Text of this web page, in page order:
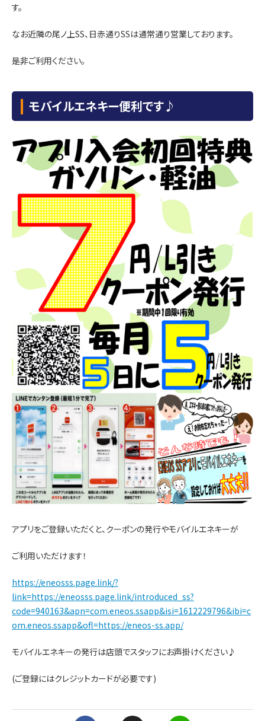
す。
なお近隣の尾ノ上SS、日赤通りSSは通常通り営業しております。
是非ご利用ください。
モバイルエネキー便利です♪
アプリをご登録いただくと、クーポンの発行やモバイルエネキーが
ご利用いただけます！
https://eneosss.page.link/?
link=https://eneosss.page.link/introduced_ss?
code=940163&apn=com.eneos.ssapp&isi=1612229796&ibi=c
om.eneos.ssapp&ofl=https://eneos-ss.app/
モバイルエネキーの発行は店頭でスタッフにお声掛けください♪
(ご登録にはクレジットカードが必要です)